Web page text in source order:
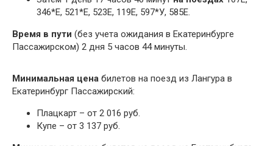
346*Е, 521*Е, 523Е, 119Е, 597*У, 585Е.
Время в пути (без учета ожидания в Екатеринбурге
Пассажирском) 2 дня 5 часов 44 минуты.
Минимальная цена билетов на поезд из Лангура в
Екатеринбург Пассажирский:
Плацкарт – от 2 016 руб.
Купе – от 3 137 руб.